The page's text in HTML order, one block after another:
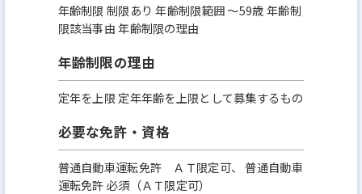
年齢制限 制限あり 年齢制限範囲 〜59歳 年齢制
限該当事由 年齢制限の理由
年齢制限の理由
定年を上限 定年年齢を上限として募集するもの
必要な免許・資格
普通自動車運転免許 ＡＴ限定可、 普通自動車
運転免許 必須（ＡＴ限定可）